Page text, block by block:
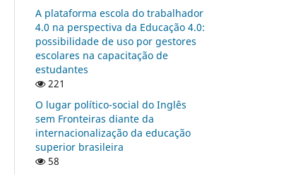
A plataforma escola do trabalhador
4.0 na perspectiva da Educação 4.0:
possibilidade de uso por gestores
escolares na capacitação de
estudantes
221
O lugar político-social do Inglês
sem Fronteiras diante da
internacionalização da educação
superior brasileira
58